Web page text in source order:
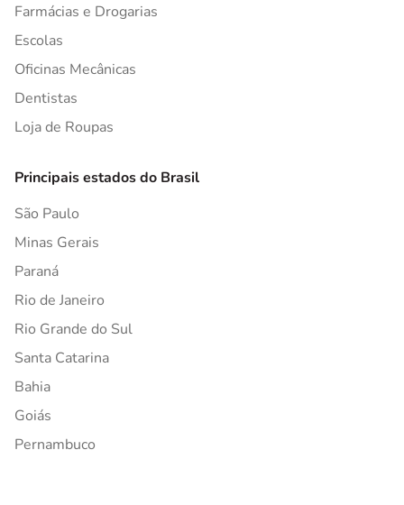
Farmácias e Drogarias
Escolas
Oficinas Mecânicas
Dentistas
Loja de Roupas
Principais estados do Brasil
São Paulo
Minas Gerais
Paraná
Rio de Janeiro
Rio Grande do Sul
Santa Catarina
Bahia
Goiás
Pernambuco